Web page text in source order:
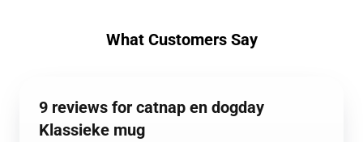
What Customers Say
9 reviews for catnap en dogday
Klassieke mug